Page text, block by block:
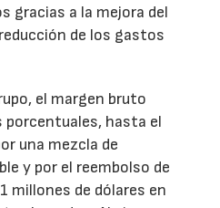
gracias a la mejora del
de los gastos
el margen bruto
hasta el
una mezcla de
y por el reembolso de
millones de dólares en